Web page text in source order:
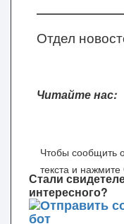
Отдел
Читайте нас:
Стали
интересного?
Чтобы сообщить
текста и